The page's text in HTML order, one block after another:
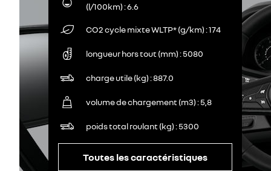
(l/100km) 6.6
CO2 cycle mixte WLTP* (g/km) 174
longueur hors tout (mm) 5080
charge utile (kg) 887.0
volume de chargement (m3) 5,8
poids total roulant (kg) 5300
Toutes les caractéristiques